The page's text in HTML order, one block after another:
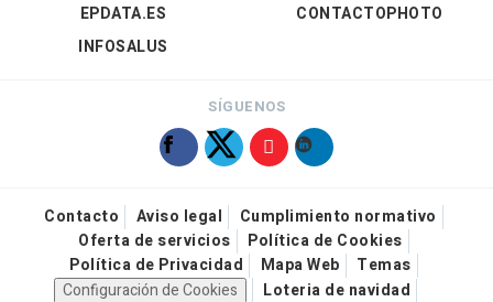
EPDATA.ES
INFOSALUS
CONTACTOPHOTO
SÍGUENOS
Contacto Aviso legal
Cumplimiento normativo
Oferta de servicios
Política de Cookies
Política de Privacidad
Mapa Web
Temas
Configuración de Cookies
Loteria de navidad